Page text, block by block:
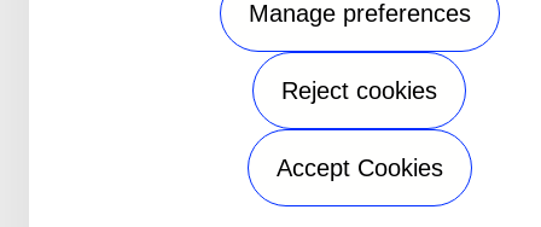
Manage preferences
Reject cookies
Accept Cookies